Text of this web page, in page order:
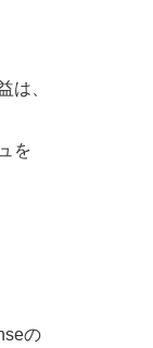
は、
を
の